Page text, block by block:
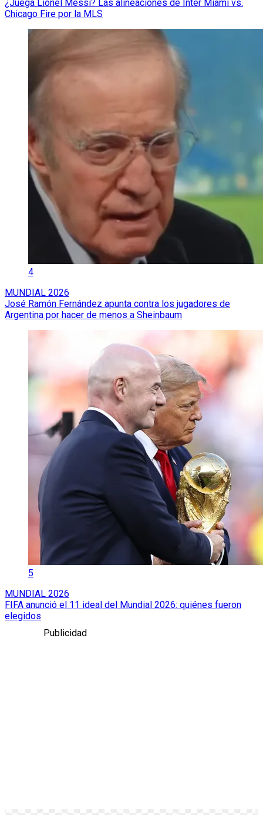
¿Juega Lionel Messi? Las alineaciones de Inter Miami vs.
Chicago Fire por la MLS
4
MUNDIAL 2026
José Ramón Fernández apunta contra los jugadores de
Argentina por hacer de menos a Sheinbaum
5
MUNDIAL 2026
FIFA anunció el 11 ideal del Mundial 2026: quiénes fueron
elegidos
Publicidad